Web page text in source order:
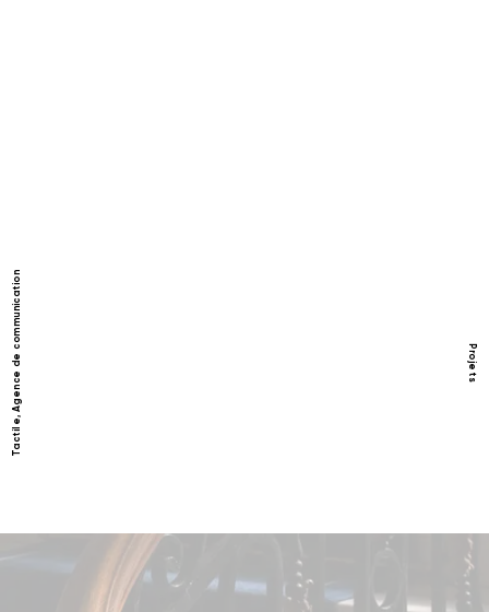
Tactile, Agence de communication Projets